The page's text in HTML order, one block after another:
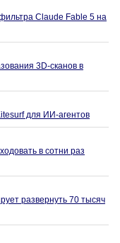
Claude Fable 5 на
3D-сканов в
для ИИ-агентов
в сотни раз
развернуть 70 тысяч